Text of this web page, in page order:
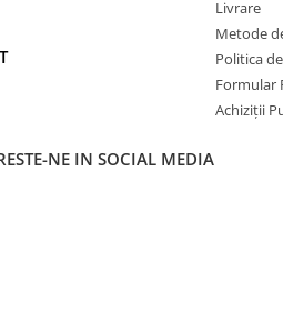
Livrare
Metode
Politica
Formular
Achiziții
NE IN SOCIAL MEDIA